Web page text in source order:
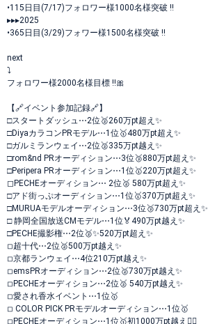
•115日目(7/17)フォロワー様1000名様突破 !!
▸▸▸2025
•365日目(3/29)フォワー様1500名様突破 !!
next
⤵️
フォロワー様2000名様目標 !!🎀
【🔗イベント参加記録🔗】
□スタートダッシュ⋯2位🥈260万pt超え✨️
□DiyaカラコンPRモデル⋯1位🥇480万pt超え✨️
□ガルミランウェイ⋯2位🥈335万pt越え✨
□rom&nd PRオーディション⋯3位🥉880万pt超え✨️
□Peripera PRオーディション⋯1位🥇220万pt超え✨️
◻︎PECHEオーディション⋯ 2位🥈 580万pt超え✨️
□アド街っぷオーディション⋯1位🥇370万pt超え✨️
□MURUAモデルオーディション⋯3位🥉730万pt超え✨️
□ 静岡全国放送CMモデル⋯1位🏅490万pt越え✨️
□PECHE撮影権⋯2位🥈✨️520万pt超え✨️
◽︎超十代⋯2位🥈500万pt越え✨️
◽︎京都ランウェイ⋯4位210万pt越え✨️
◽︎emsPRオーディション⋯2位🥈730万pt越え✨️
◽︎PECHEオーディション⋯2位🥈 540万pt越え✨️
◽︎愛され香水イベント⋯1位🥇
◽︎ COLOR PICK PRモデルオーディション⋯1位🥇
◽︎PECHEオーディション⋯1位🥇初1000万pt越え❤️‍🔥